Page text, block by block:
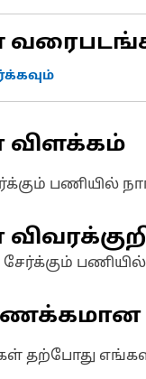
விளக்கம்
பணியில்
சேர்க்கும்
தற்போது